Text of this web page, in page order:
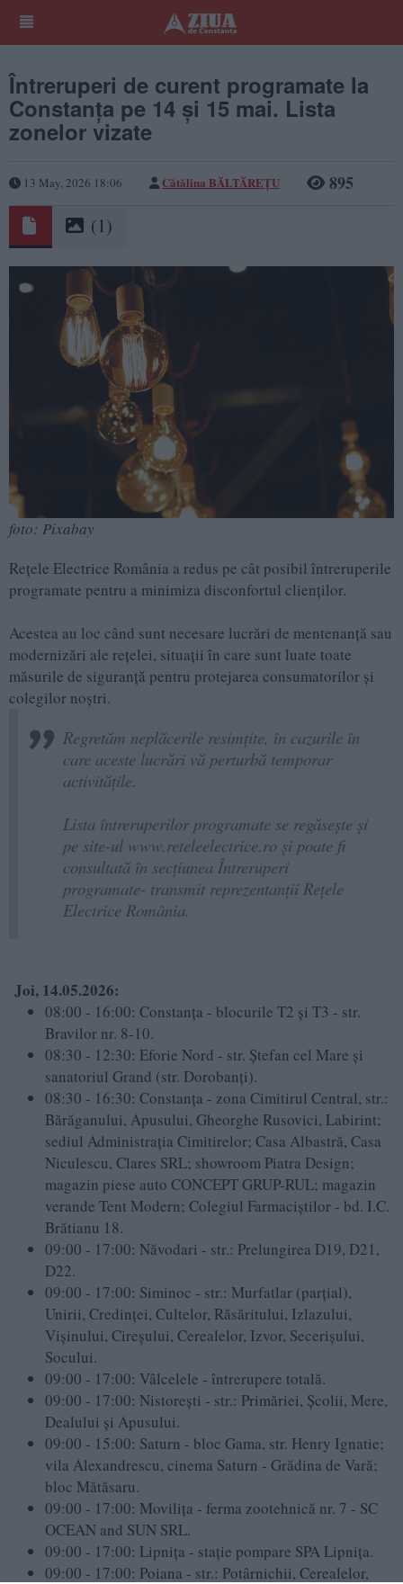
Întreruperi de curent programate la
Constanța pe 14 și 15 mai. Lista
zonelor vizate
13 May, 2026 18:06 Cătălina BĂLTĂREȚU 895
(1)
foto: Pixabay
Rețele Electrice România a redus pe cât posibil întreruperile
programate pentru a minimiza disconfortul clienților.
Acestea au loc când sunt necesare lucrări de mentenanță sau
modernizări ale rețelei, situații în care sunt luate toate
măsurile de siguranță pentru protejarea consumatorilor și
colegilor noștri.
Regretăm neplăcerile resimțite, în cazurile în
care aceste lucrări vă perturbă temporar
activitățile.
Lista întreruperilor programate se regăsește și
pe site-ul www.reteleelectrice.ro și poate fi
consultată în secțiunea Întreruperi
programate- transmit reprezentanții Rețele
Electrice România.
Joi, 14.05.2026:
08:00 - 16:00: Constanța - blocurile T2 și T3 - str.
Bravilor nr. 8-10.
08:30 - 12:30: Eforie Nord - str. Ștefan cel Mare și
sanatoriul Grand (str. Dorobanți).
08:30 - 16:30: Constanța - zona Cimitirul Central, str.:
Bărăganului, Apusului, Gheorghe Rusovici, Labirint;
sediul Administrația Cimitirelor; Casa Albastră, Casa
Niculescu, Clares SRL; showroom Piatra Design;
magazin piese auto CONCEPT GRUP-RUL; magazin
verande Tent Modern; Colegiul Farmaciștilor - bd. I.C.
Brătianu 18.
09:00 - 17:00: Năvodari - str.: Prelungirea D19, D21,
D22.
09:00 - 17:00: Siminoc - str.: Murfatlar (parțial),
Unirii, Credinței, Cultelor, Răsăritului, Izlazului,
Vișinului, Cireșului, Cerealelor, Izvor, Secerișului,
Socului.
09:00 - 17:00: Vâlcelele - întrerupere totală.
09:00 - 17:00: Nistorești - str.: Primăriei, Școlii, Mere,
Dealului și Apusului.
09:00 - 15:00: Saturn - bloc Gama, str. Henry Ignatie;
vila Alexandrescu, cinema Saturn - Grădina de Vară;
bloc Mătăsaru.
09:00 - 17:00: Movilița - ferma zootehnică nr. 7 - SC
OCEAN and SUN SRL.
09:00 - 17:00: Lipnița - stație pompare SPA Lipnița.
09:00 - 17:00: Poiana - str.: Potârnichii, Cerealelor,